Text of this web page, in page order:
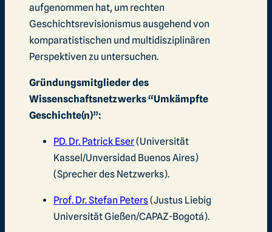
aufgenommen hat, um rechten
Geschichtsrevisionismus ausgehend von
komparatistischen und multidisziplinären
Perspektiven zu untersuchen.
Gründungsmitglieder des
Wissenschaftsnetzwerks “Umkämpfte
Geschichte(n)”:
PD. Dr. Patrick Eser(Universität
Kassel/Unversidad Buenos Aires)
(Sprecher des Netzwerks).
Prof. Dr. Stefan Peters(Justus Liebig
Universität Gießen/CAPAZ-Bogotá).